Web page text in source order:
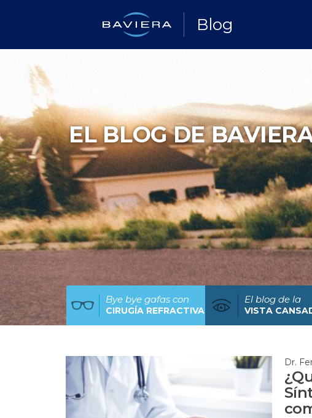
Blog
EL BLOG DE
Bye bye gafas con
CIRUGÍA REFRACTIVA
El blog de la
VISTA
Dr.